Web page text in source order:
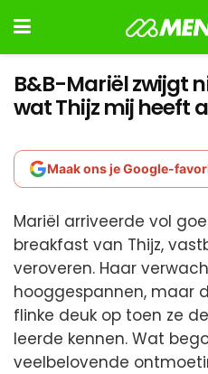
B&B-Mariël zwijgt
wat Thijz mij heeft
Maak ons je Google-
Mariël arriveerde vol
breakfast van Thijz,
veroveren. Haar
hooggespannen, maar
flinke deuk op toen ze
leerde kennen. Wat
veelbelovende